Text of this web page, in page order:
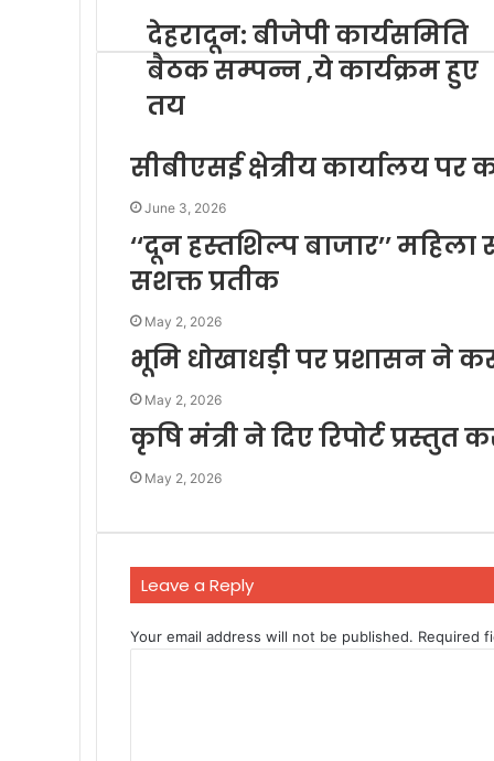
देहरादून: बीजेपी कार्यसमिति
बैठक सम्पन्न ,ये कार्यक्रम हुए
तय
सीबीएसई क्षेत्रीय कार्यालय पर
June 3, 2026
‘‘दून हस्तशिल्प बाजार’’
सशक्त प्रतीक
May 2, 2026
भूमि धोखाधड़ी पर प्रशासन ने
May 2, 2026
कृषि मंत्री ने दिए रिपोर्ट प्रस्तुत
May 2, 2026
Leave a Reply
Your email address will not be published. Required